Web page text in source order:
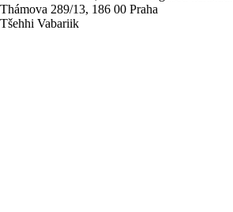
Thámova 289/13, 186 00 Praha
Tšehhi Vabariik